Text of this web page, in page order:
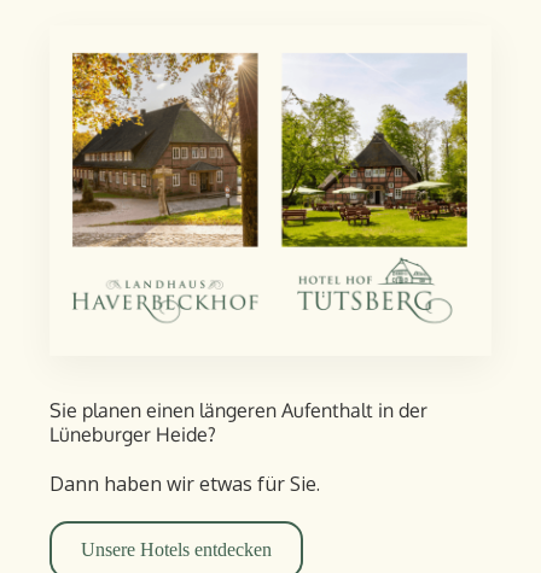
Sie planen einen längeren Aufent­halt in der
Lüneburger Heide?
Dann haben wir etwas für Sie.
Unsere Hotels entdecken